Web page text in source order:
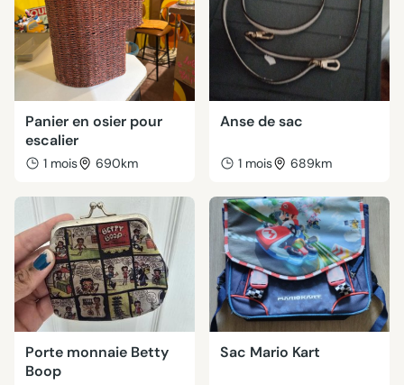
Panier en osier pour
escalier
1 mois 690km
Anse de sac
1 mois 689km
Porte monnaie Betty
Boop
Sac Mario Kart